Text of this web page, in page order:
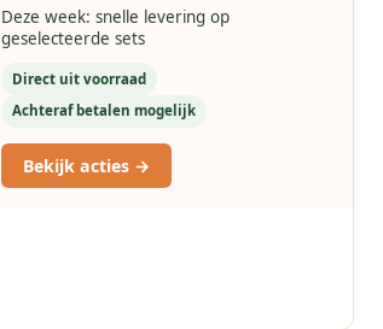
Deze week: snelle levering op
geselecteerde sets
Direct uit voorraad
Achteraf betalen mogelijk
Bekijk acties →